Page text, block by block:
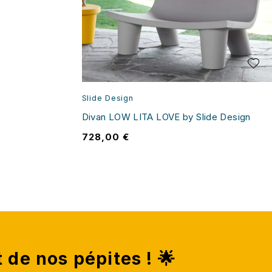
Slide Design
Divan LOW LITA LOVE by Slide Design
728,00€
nos pépites ! 🌟